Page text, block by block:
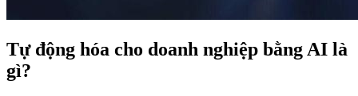
Tự động hóa cho doanh nghiệp bằng AI là
gì?